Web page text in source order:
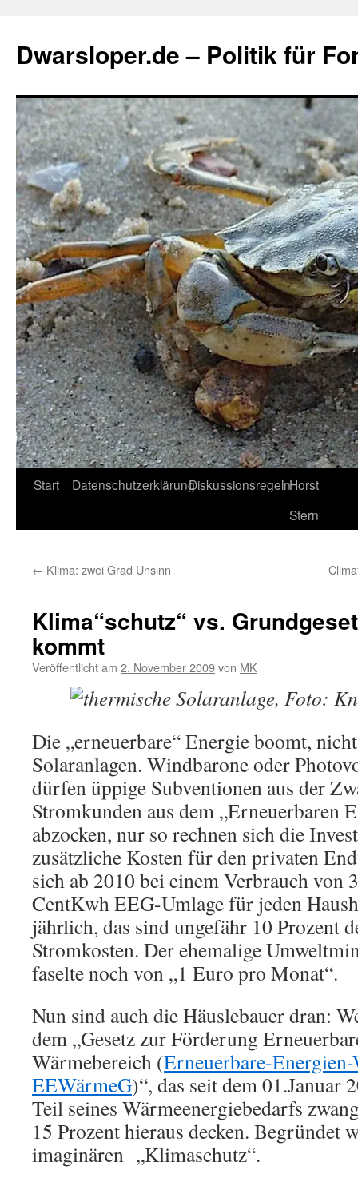
springen
Dwarsloper.de – Politik für
Start DatenschutzerklärungDiskussionsregelnHorst
Stern
← Klima: zwei Grad Unsinn
Klima“schutz“ vs.
kommt
Veröffentlicht am 2. November 2009von MK
Die „erneuerbare“ Energie boomt,
Solaranlagen. Windbarone oder
dürfen üppige Subventionen aus der
Stromkunden aus dem „Erneuerbaren
abzocken, nur so rechnen sich die
zusätzliche Kosten für den privaten
sich ab 2010 bei einem Verbrauch von
CentKwh EEG-Umlage für jeden
jährlich, das sind ungefähr 10 Prozent
Stromkosten. Der ehemalige
faselte noch von „1 Euro pro Monat“.
Nun sind auch die Häuslebauer dran:
dem „Gesetz zur Förderung
Wärmebereich (Erneuerbare-Energien-
EEWärmeG)“, das seit dem 01.Januar
Teil seines Wärmeenergiebedarfs
15 Prozent hieraus decken. Begründet
imaginären „Klimaschutz“.